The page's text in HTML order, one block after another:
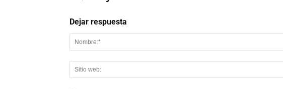
Dejar respuesta